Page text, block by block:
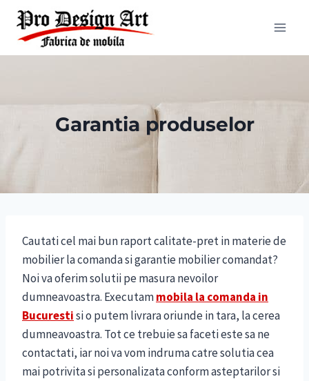
Skip
content
Garantia produselor
Cautati cel mai bun raport calitate-pret in materie de
mobilier la comanda si garantie mobilier comandat?
Noi va oferim solutii pe masura nevoilor
dumneavoastra. Executammobila la comanda in
Bucurestisi o putem livrara oriunde in tara, la cerea
dumneavoastra. Tot ce trebuie sa faceti este sa ne
contactati, iar noi va vom indruma catre solutia cea
mai potrivita si personalizata conform asteptarilor si